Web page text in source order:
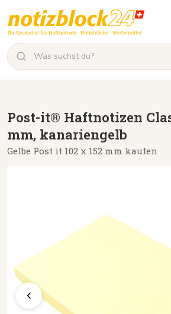
Post-it® Haftnotizen
mm, kanariengelb
Gelbe Post it 102 x 152 mm kaufen